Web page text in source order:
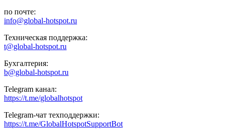
по почте:
info@global-hotspot.ru
Техническая поддержка:
t@global-hotspot.ru
Бухгалтерия:
b@global-hotspot.ru
Telegram канал:
https://t.me/globalhotspot
Telegram-чат техподдержки:
https://t.me/GlobalHotspotSupportBot